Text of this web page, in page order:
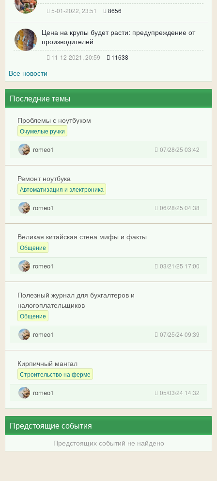
5-01-2022, 23:51 8656
Цена на крупы будет расти: предупреждение от
производителей
11-12-2021, 20:59 11638
Все новости
Последние темы
Проблемы с ноутбуком
Очумелые ручки
romeo1 07/28/25 03:42
Ремонт ноутбука
Автоматизация и электроника
romeo1 06/28/25 04:38
Великая китайская стена мифы и факты
Общение
romeo1 03/21/25 17:00
Полезный журнал для бухгалтеров и
налогоплательщиков
Общение
romeo1 07/25/24 09:39
Кирпичный мангал
Строительство на ферме
romeo1 05/03/24 14:32
Предстоящие события
Предстоящих событий не найдено